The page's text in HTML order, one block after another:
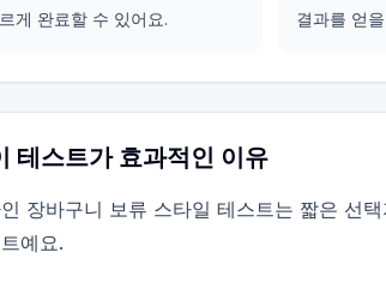
게 완료할 수 있어요.
결과를 얻
테스트가 효과적인 이유
장바구니 보류 스타일 테스트는 짧은 선
예요.